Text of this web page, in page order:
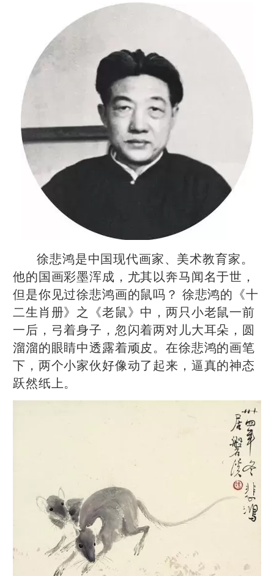
徐悲鸿是中国现代画家、美术教育家。
他的国画彩墨浑成，尤其以奔马闻名于世，
但是你见过徐悲鸿画的鼠吗？ 徐悲鸿的《十
二生肖册》之《老鼠》中，两只小老鼠一前
一后，弓着身子，忽闪着两对儿大耳朵，圆
溜溜的眼睛中透露着顽皮。在徐悲鸿的画笔
下，两个小家伙好像动了起来，逼真的神态
跃然纸上。